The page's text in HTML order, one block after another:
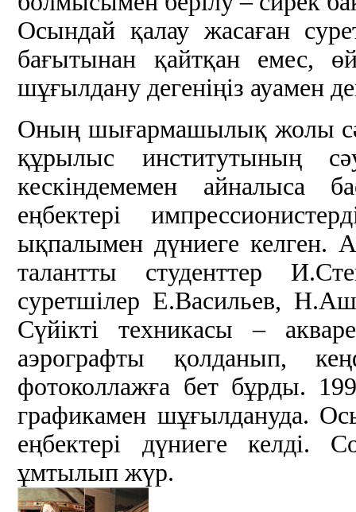
Осындай қалау жасаған
бағытынан қайтқан емес,
шұғылдану дегеніңіз ауамен
Оның шығармашылық жолы
құрылыс институтының
кескіндемемен айналыса
еңбектері
ықпалымен дүниеге келген.
талантты студенттер
суретшілер Е.Васильев,
Сүйікті техникасы –
аэрографты қолданып,
фотоколлажға бет бұрды.
графикамен шұғылдануда.
еңбектері дүниеге келді.
ұмтылып жүр.